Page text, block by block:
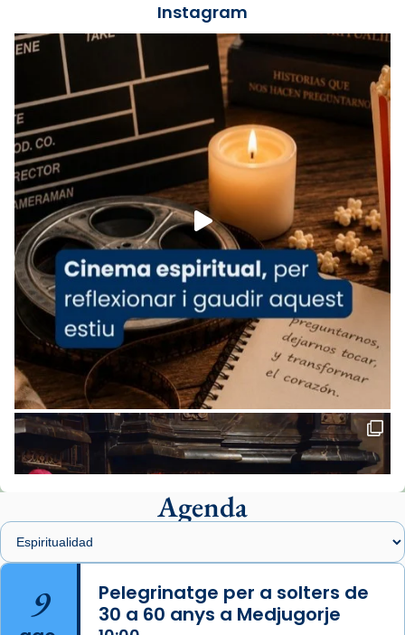
Foto
View on Facebook Share
Arquebisbat de Barcelonais at Catedral
de Barcelona.
1 week ago
Aquest dilluns, 27 de juliol, ha tingut lloc la
missa d’acció de gràcies en agraïment al
comitè organitzador de la visita apostòlica
del Sant Pare Lleó XIV a Barcelona, i als
col·laboradors, a la Catedral de Barcelona.
L’arquebisbe de Barcelona, el cardenal Joan
Josep Omella, ha presidit la missa i l’ha
concelebrat el bisbe auxiliar de Barcelona,
Mons. David Abadías.
📸 Dr. G. Simón
Foto
View on Facebook Share
Arquebisbat de Barcelona
2 weeks ago
Memòria de les santes Juliana i
Semproniana, verges i màrtirs.
Acompanyant la història de sant Cugat, a
Instagram
Agenda
9
Pelegrinatge per a solters de
30 a 60 anys a Medjugorje